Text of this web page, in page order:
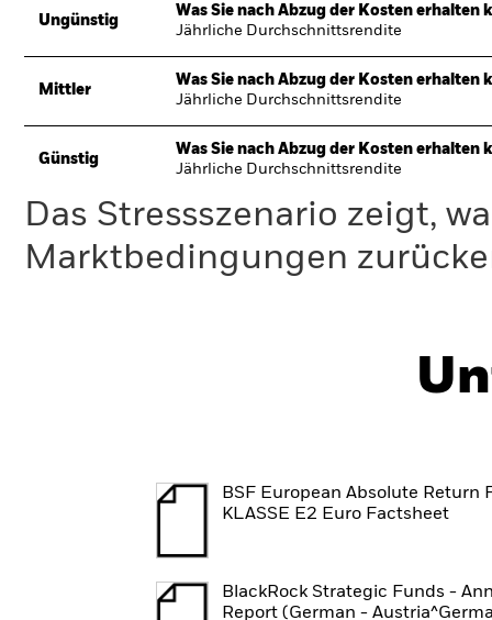
Ungünstig
Was Sie nach Abzug der Kosten erhalten
Jährliche Durchschnittsrendite
Mittler
Was Sie nach Abzug der Kosten erhalten
Jährliche Durchschnittsrendite
Günstig
Was Sie nach Abzug der Kosten erhalten
Jährliche Durchschnittsrendite
Das Stressszenario zeigt,
Marktbedingungen
BSF European Absolute Return
KLASSE E2 Euro Factsheet
BlackRock Strategic Funds -
Report (German -